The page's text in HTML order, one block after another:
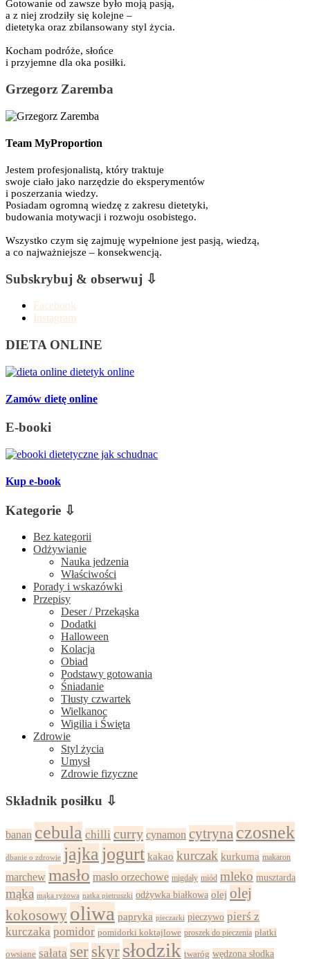
Gotowanie od zawsze było moją pasją,
a z niej zrodziły się kolejne –
dietetyka oraz zbilansowany styl życia.
Kocham podróże, słońce
i przyjemne dla oka posiłki.
Grzegorz Zaremba
Team MyProportion
Jestem profesjonalistą, który traktuje
swoje ciało jako narzędzie do eksperymentów
i poszerzania wiedzy.
Posiadam ogromną wiedzę z zakresu dietetyki,
budowania motywacji i rozwoju osobistego.
Wszystko czym się zajmuję wypełnione jest pasją, wiedzą,
a co najważniejsze – konsekwencją.
Subskrybuj & obserwuj ⇩
Facebook
Instagram
DIETA ONLINE
Zamów dietę online
E-booki
Kup e-book
Kategorie ⇩
Bez kategorii
Odżywianie
Nauka jedzenia
Właściwości
Porady i wskazówki
Przepisy
Deser / Przekąska
Dodatki
Halloween
Kolacja
Obiad
Podstawy gotowania
Śniadanie
Tłusty czwartek
Wielkanoc
Wigilia i Święta
Zdrowie
Styl życia
Umysł
Zdrowie fizyczne
Składnik posiłku ⇩
banan cebula chilli curry cynamon cytryna czosnek
dbanie o zdrowie jajka jogurt kakao kurczak kurkuma makaron
marchew masło masło orzechowe migdały miód mleko musztarda
mąka mąka ryżowa natka pietruszki odżywka białkowa olej olej
kokosowy oliwa papryka pieczarki pieczywo pierś z
kurczaka pomidor pomidorki koktajlowe proszek do pieczenia płatki
owsiane sałata ser skyr słodzik twaróg wędzona słodka